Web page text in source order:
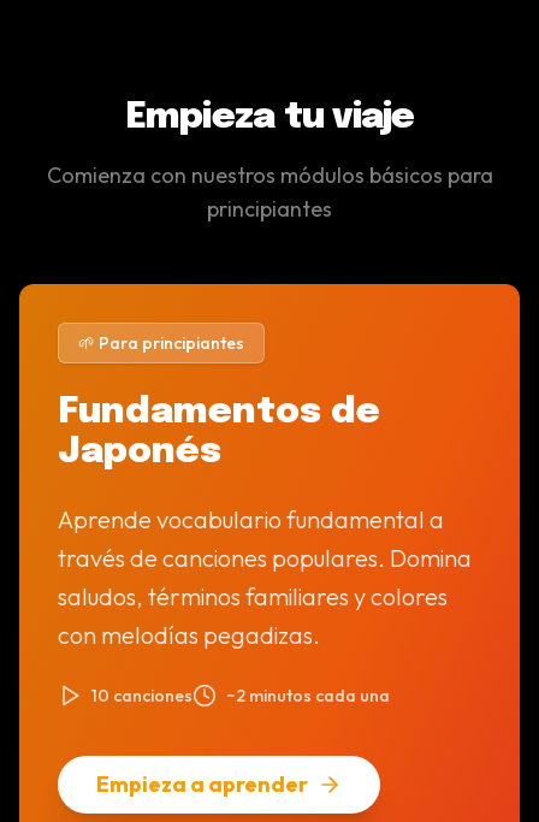
Empieza tu viaje
Comienza con nuestros módulos básicos para
principiantes
🌱 Para principiantes
Fundamentos de
Japonés
Aprende vocabulario fundamental a
través de canciones populares. Domina
saludos, términos familiares y colores
con melodías pegadizas.
10 canciones ~2 minutos cada una
Empieza a aprender